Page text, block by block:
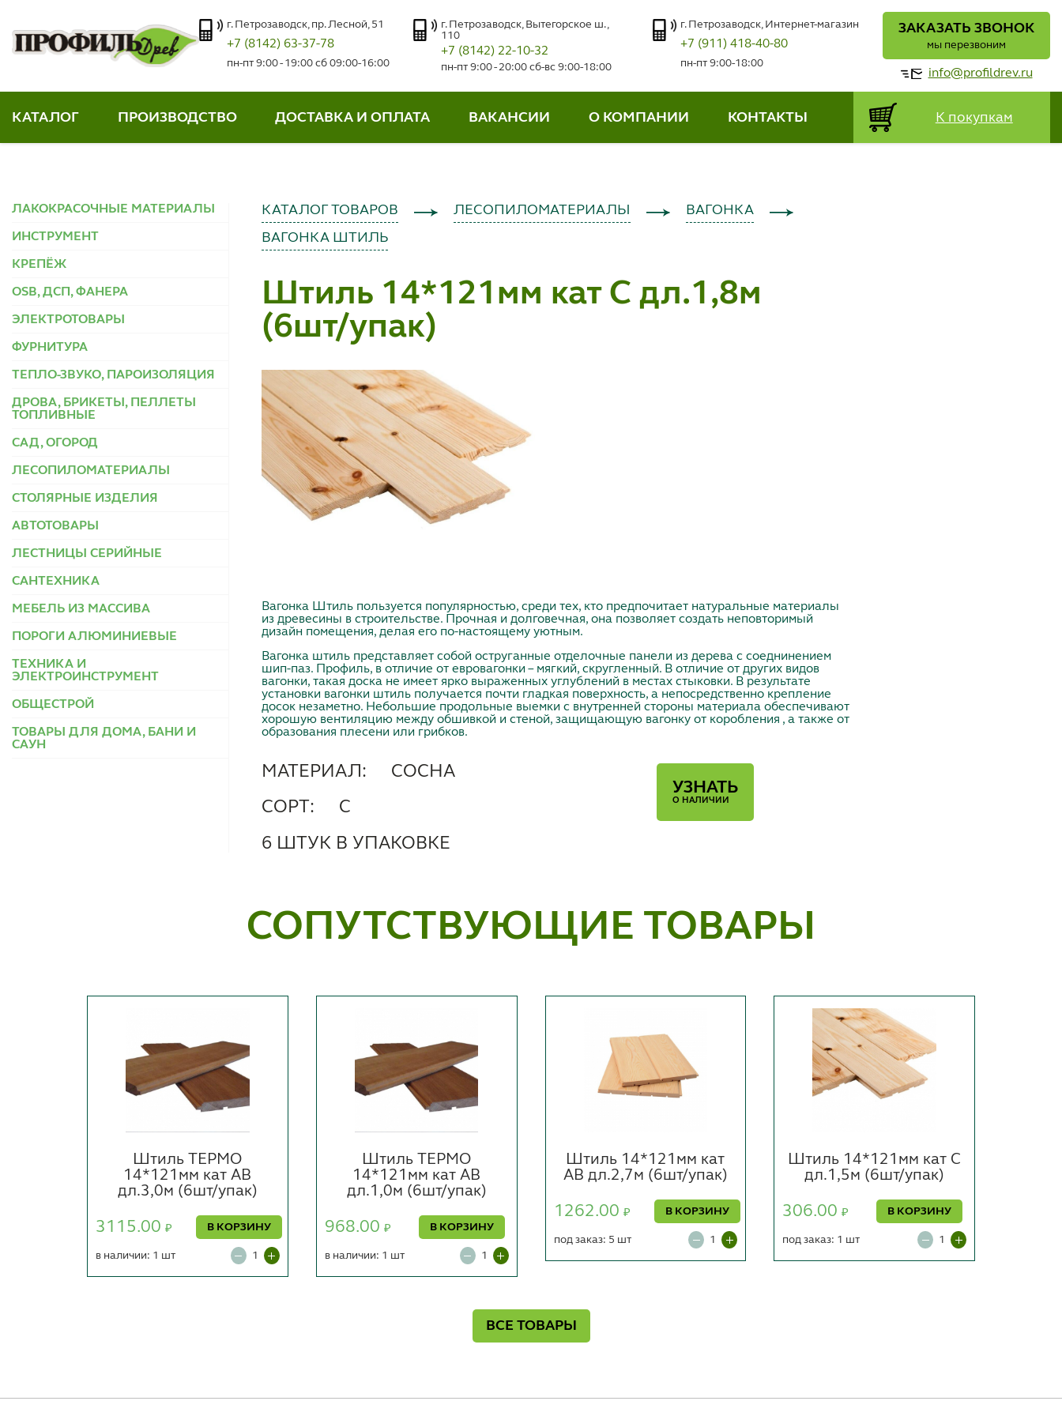
г. Петрозаводск, пр. Лесной, 51
+7 (8142) 63-37-78
пн-пт 9:00 - 19:00 сб 09:00-16:00
г. Петрозаводск, Вытегорское ш.,
110
+7 (8142) 22-10-32
пн-пт 9:00 - 20:00 сб-вс 9:00-18:00
г. Петрозаводск, Интернет-магазин
+7 (911) 418-40-80
пн-пт 9:00-18:00
ЗАКАЗАТЬ ЗВОНОК
мы перезвоним
info@profildrev.ru
КАТАЛОГ ПРОИЗВОДСТВО ДОСТАВКА И ОПЛАТА ВАКАНСИИ О КОМПАНИИ КОНТАКТЫ К покупкам
ЛАКОКРАСОЧНЫЕ МАТЕРИАЛЫ
ИНСТРУМЕНТ
КРЕПЁЖ
OSB, ДСП, ФАНЕРА
ЭЛЕКТРОТОВАРЫ
ФУРНИТУРА
ТЕПЛО-ЗВУКО, ПАРОИЗОЛЯЦИЯ
ДРОВА, БРИКЕТЫ, ПЕЛЛЕТЫ
ТОПЛИВНЫЕ
САД, ОГОРОД
ЛЕСОПИЛОМАТЕРИАЛЫ
СТОЛЯРНЫЕ ИЗДЕЛИЯ
АВТОТОВАРЫ
ЛЕСТНИЦЫ СЕРИЙНЫЕ
САНТЕХНИКА
МЕБЕЛЬ ИЗ МАССИВА
ПОРОГИ АЛЮМИНИЕВЫЕ
ТЕХНИКА И
ЭЛЕКТРОИНСТРУМЕНТ
ОБЩЕСТРОЙ
ТОВАРЫ ДЛЯ ДОМА, БАНИ И
САУН
КАТАЛОГ ТОВАРОВ ЛЕСОПИЛОМАТЕРИАЛЫ
ВАГОНКА
ВАГОНКА ШТИЛЬ
Штиль 14*121мм кат С дл.1,8м
(6шт/упак)
Вагонка Штиль пользуется популярностью, cреди тех, кто предпочитает натуральные материалы
из древесины в строительстве. Прочная и долговечная, она позволяет создать неповторимый
дизайн помещения, делая его по-настоящему уютным.
Вагонка штиль представляет собой оструганные отделочные панели из дерева с соеднинением
шип-паз. Профиль, в отличие от евровагонки – мягкий, скругленный. В отличие от других видов
вагонки, такая доска не имеет ярко выраженных углублений в местах стыковки. В результате
установки вагонки штиль получается почти гладкая поверхность, а непосредственно крепление
досок незаметно. Небольшие продольные выемки с внутренней стороны материала обеспечивают
хорошую вентиляцию между обшивкой и стеной, защищающую вагонку от коробления , а также от
образования плесени или грибков.
МАТЕРИАЛ: СОСНА
СОРТ: С
6 ШТУК В УПАКОВКЕ
УЗНАТЬ
О НАЛИЧИИ
СОПУТСТВУЮЩИЕ ТОВАРЫ
Штиль ТЕРМО
14*121мм кат АВ
дл.3,0м (6шт/упак)
3115.00 ₽ В КОРЗИНУ
в наличии: 1 шт
Штиль ТЕРМО
14*121мм кат АВ
дл.1,0м (6шт/упак)
968.00 ₽ В КОРЗИНУ
в наличии: 1 шт
Штиль 14*121мм кат
АВ дл.2,7м (6шт/упак)
1262.00 ₽ В КОРЗИНУ
под заказ: 5 шт
Штиль 14*121мм кат С
дл.1,5м (6шт/упак)
306.00₽ В КОРЗИНУ
под заказ: 1 шт
ВСЕ ТОВАРЫ